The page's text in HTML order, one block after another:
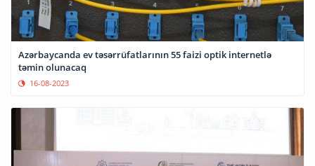
Azərbaycanda ev təsərrüfatlarının 55 faizi optik internetlə
təmin olunacaq
16-08-2023